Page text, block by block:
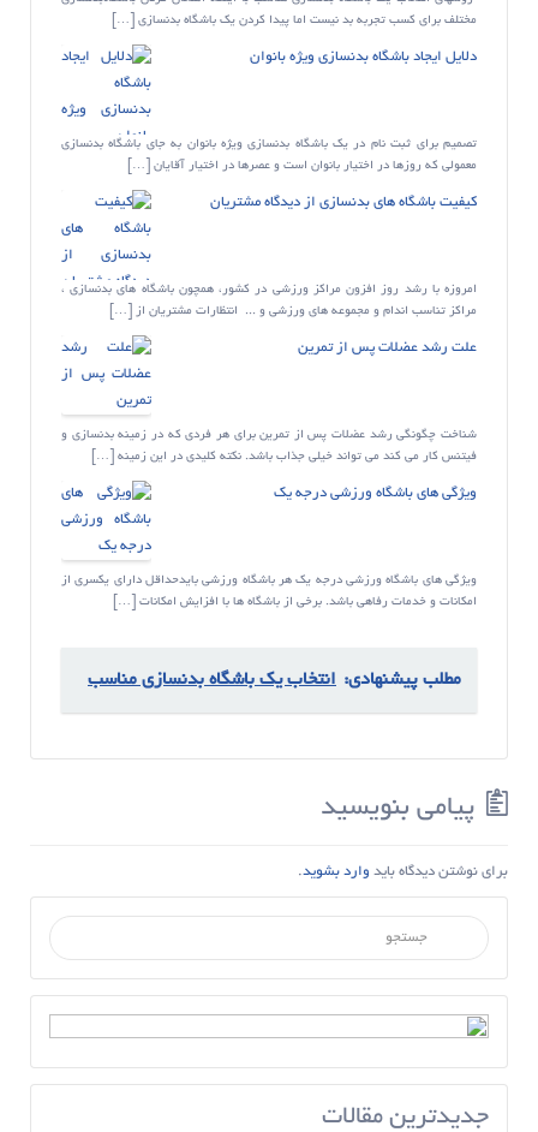
مختلف برای کسب تجربه بد نیست اما پیدا کردن یک باشگاه بدنسازی […]
دلایل ایجاد باشگاه بدنسازی ویژه بانوان
تصمیم برای ثبت نام در یک باشگاه بدنسازی ویژه بانوان به جای باشگاه بدنسازی
معمولی که روزها در اختیار بانوان است و عصرها در اختیار آقایان […]
کیفیت باشگاه های بدنسازی از دیدگاه مشتریان
امروزه با رشد روز افزون مراکز ورزشی در کشور، همچون باشگاه های بدنسازی ،
مراکز تناسب اندام و مجموعه های ورزشی و ... انتظارات مشتریان از […]
علت رشد عضلات پس از تمرین
شناخت چگونگی رشد عضلات پس از تمرین برای هر فردی که در زمینه بدنسازی و
فیتنس کار می کند می تواند خیلی جذاب باشد. نکته کلیدی در این زمینه […]
ویژگی های باشگاه ورزشی درجه یک
ویژگی های باشگاه ورزشی درجه یک هر باشگاه ورزشی بایدحداقل دارای یکسری از
امکانات و خدمات رفاهی باشد. برخی از باشگاه ها با افزایش امکانات […]
مطلب پیشنهادی: انتخاب یک باشگاه بدنسازی مناسب
پیامی بنویسید
برای نوشتن دیدگاه باید وارد بشوید.
جستجو برای :
جدیدترین مقالات